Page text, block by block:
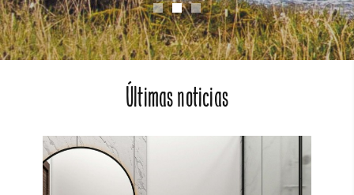
Últimas noticias